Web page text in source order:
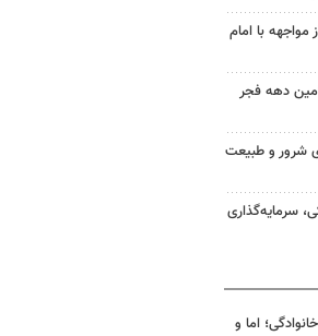
مواجهه با امام
دهه فجر
شرور و طبیعت
سرمایه‌گذاری
اما و